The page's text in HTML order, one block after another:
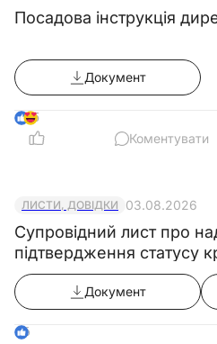
Посадова інструкція
Документ
5
Коментувати
ЛИСТИ, ДОВІДКИ 03.08.2026
Супровідний лист про
підтвердження статусу
підприємства
Документ
6